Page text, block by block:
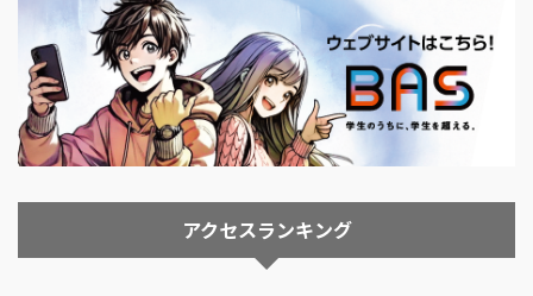
アクセスランキング